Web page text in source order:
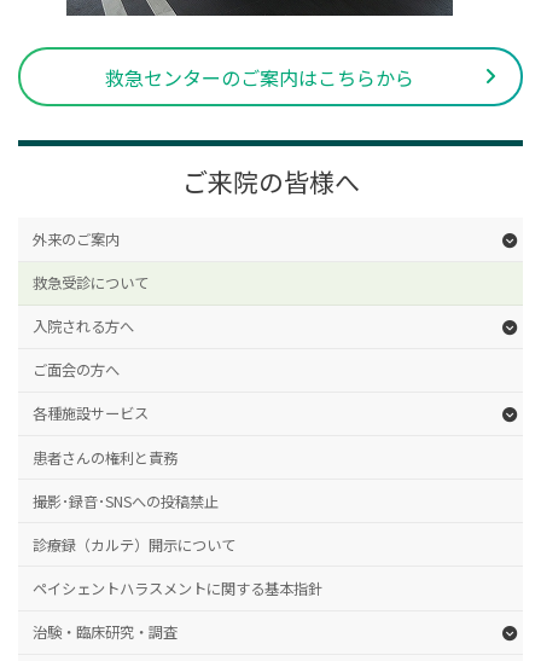
救急センターのご案内はこちらから
ご来院の皆様へ
外来のご案内
救急受診について
入院される方へ
ご面会の方へ
各種施設サービス
患者さんの権利と責務
撮影･録音･SNSへの投稿禁止
診療録（カルテ）開示について
ペイシェントハラスメントに関する基本指針
治験・臨床研究・調査